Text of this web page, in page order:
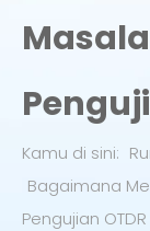
Kamu di sini:
Bagaimana
Pengujian OTDR